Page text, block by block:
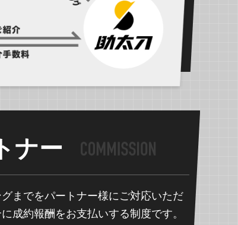
ナー
までをパートナー様にご対応いただ
成約報酬をお支払いする制度です。